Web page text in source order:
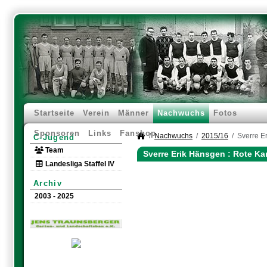
Startseite Verein Männer Nachwuchs Fotos
Sponsoren Links Fanshop
C-Jugend
Team
Landesliga Staffel IV
Archiv
2003 - 2025
Nachwuchs 2015/16 Sverre
Sverre Erik Hänsgen : Rote